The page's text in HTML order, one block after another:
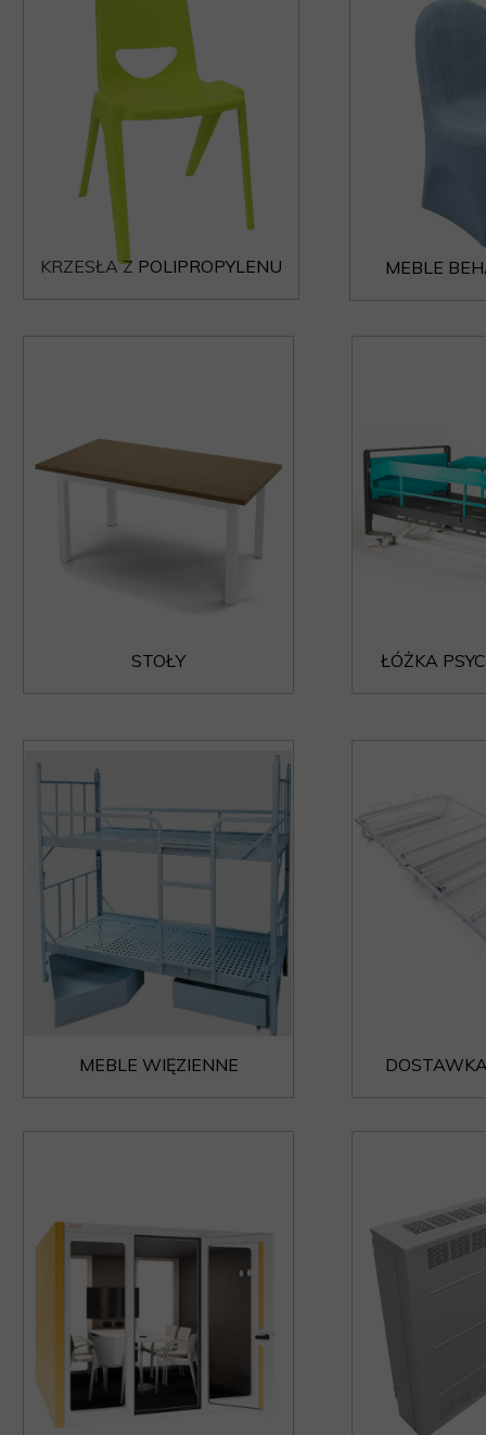
MEBLE WIĘZIENNE
KRZESŁA Z POLIPROPYLENU
ŁÓŻKA
STOŁY
MEBLE